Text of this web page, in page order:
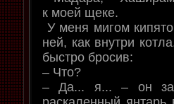
к моей щеке.
У меня мигом
ней, как внутри
быстро бросив:
– Что?
– Да... я... – он